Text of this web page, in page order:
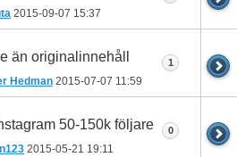
2015-09-07 15:37
än originalinnehåll
Hedman 2015-07-07 11:59
1
50-150k följare
2015-05-21 19:11
0